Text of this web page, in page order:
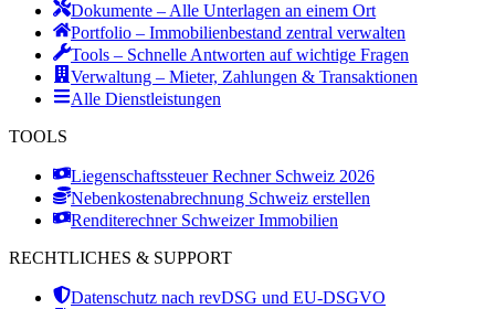
Dokumente – Alle Unterlagen an einem Ort
Portfolio – Immobilienbestand zentral verwalten
Tools – Schnelle Antworten auf wichtige Fragen
Verwaltung – Mieter, Zahlungen & Transaktionen
Alle Dienstleistungen
TOOLS
Liegenschaftssteuer Rechner Schweiz 2026
Nebenkostenabrechnung Schweiz erstellen
Renditerechner Schweizer Immobilien
RECHTLICHES & SUPPORT
Datenschutz nach revDSG und EU-DSGVO